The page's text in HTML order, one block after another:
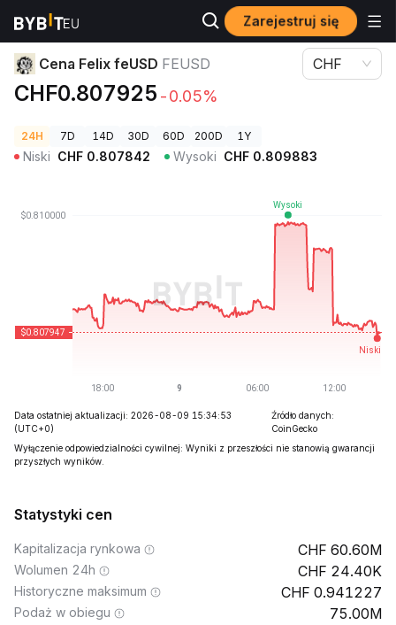
Zarejestruj się
Ceny kryptowalut Cena Felix feUSD FEUSD
Cena Felix feUSD FEUSD
CHF0.807925 -0.05%
CHF
24H 7D 14D 30D 60D 200D 1Y
Niski CHF 0.807842 Wysoki CHF 0.809883
Data ostatniej aktualizacji: 2026-08-09 15:34:53
(UTC+0)
Źródło danych:
CoinGecko
Wyłączenie odpowiedzialności cywilnej: Wyniki z przeszłości nie stanowią gwarancji
przyszłych wyników.
Statystyki cen
Kapitalizacja rynkowa 60.60M
Wolumen 24h 24.40K
Historyczne maksimum 0.941227
Podaż w obiegu 75.00M